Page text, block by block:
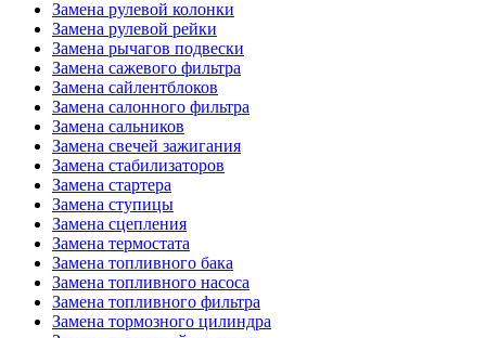
Замена рулевой колонки
Замена рулевой рейки
Замена рычагов подвески
Замена сажевого фильтра
Замена сайлентблоков
Замена салонного фильтра
Замена сальников
Замена свечей зажигания
Замена стабилизаторов
Замена стартера
Замена ступицы
Замена сцепления
Замена термостата
Замена топливного бака
Замена топливного насоса
Замена топливного фильтра
Замена тормозного цилиндра